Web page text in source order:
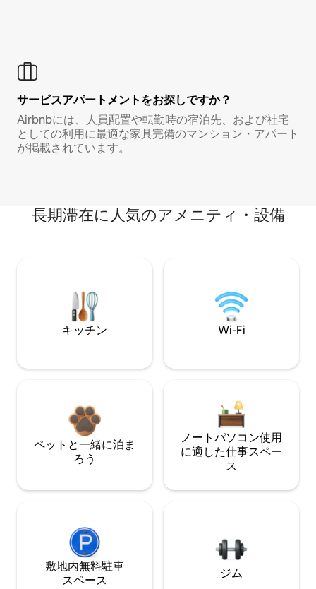
サービスアパートメントをお探しですか？
Airbnbには、人員配置や転勤時の宿泊先、および社宅
としての利用に最適な家具完備のマンション・アパート
が掲載されています。
長期滞在に人気のアメニティ・設備
キッチン Wi-Fi
ペットと一緒に泊ま
ろう
ノートパソコン使用
に適した仕事スペー
ス
敷地内無料駐⁠車
ス⁠ペ⁠ー⁠ス
ジム